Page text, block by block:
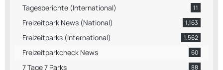
Tagesberichte (International) 11
Freizeitpark News (National) 1,163
Freizeitparks (International) 1,562
Freizeitparkcheck News 60
7 Tage 7 Parks 88